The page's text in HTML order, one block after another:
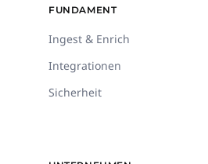
FUNDAMENT
Ingest & Enrich
Integrationen
Sicherheit